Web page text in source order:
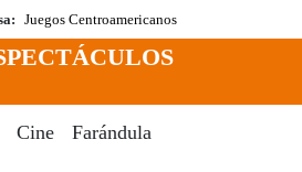
Juegos Centroamericanos
Cine Farándula